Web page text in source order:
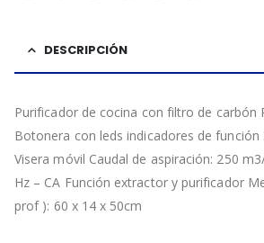
DESCRIPCIÓN
Purificador de cocina con filtro de carbón
Botonera con leds indicadores de función
Visera móvil Caudal de aspiración: 250
Hz – CA Función extractor y purificador
prof ): 60 x 14 x 50cm